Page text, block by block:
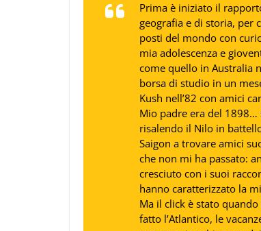
Prima è iniziato il
geografia e di storia, per
posti del mondo con
mia adolescenza e
come quello in Australia
borsa di studio in un
Kush nell’82 con amici
Mio padre era del
risalendo il Nilo in
Saigon a trovare amici
che non mi ha passato:
cresciuto con i suoi
hanno caratterizzato la
Ma il click è stato
fatto l’Atlantico, le